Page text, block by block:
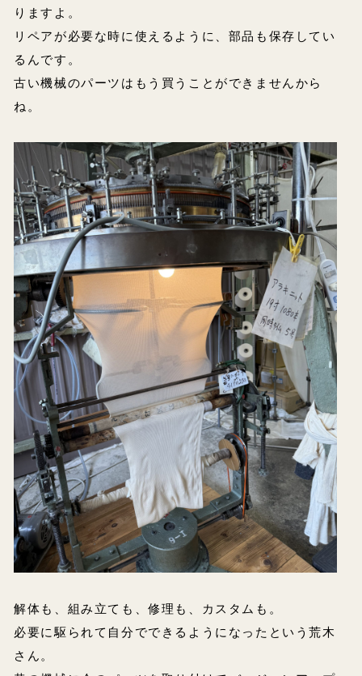
りますよ。
リペアが必要な時に使えるように、部品も保存してい
るんです。
古い機械のパーツはもう買うことができませんから
ね。
解体も、組み立ても、修理も、カスタムも。
必要に駆られて自分でできるようになったという荒木
さん。